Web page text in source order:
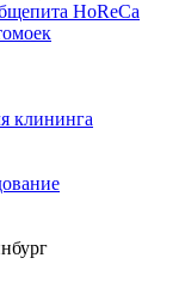
HoReCa
клининга